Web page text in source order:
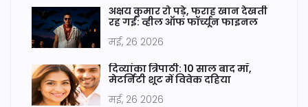
अक्षय कुमार रो पड़े, फराह खान देखती
रह गईं: व्हील ऑफ फॉर्च्यून फाइनल
मई, 26 2026
दिव्यांका त्रिपाठी: 10 साल बाद माँ,
मेटर्निटी शूट में विवेक दहिया
मई, 26 2026